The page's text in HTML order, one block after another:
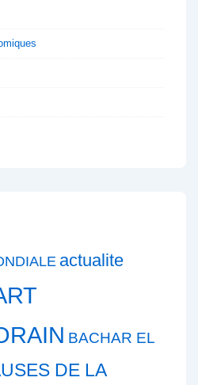
actualite
BACHAR EL
DE LA